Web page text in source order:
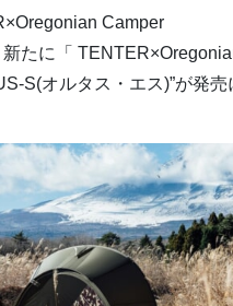
Camper
新たに「
S(オルタス・エス)”が発